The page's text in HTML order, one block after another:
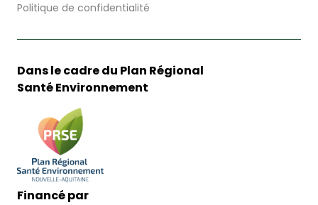
Politique de confidentialité
Dans le cadre du Plan Régional
Santé Environnement
Financé par